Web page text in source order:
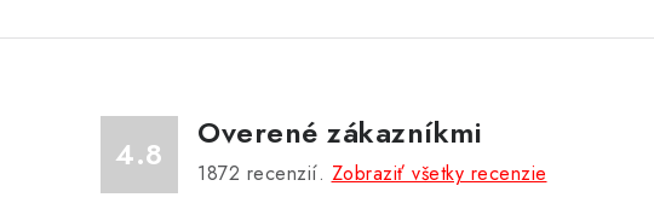
4.8
Overené zákazníkmi
1872 recenzií. Zobraziť všetky recenzie